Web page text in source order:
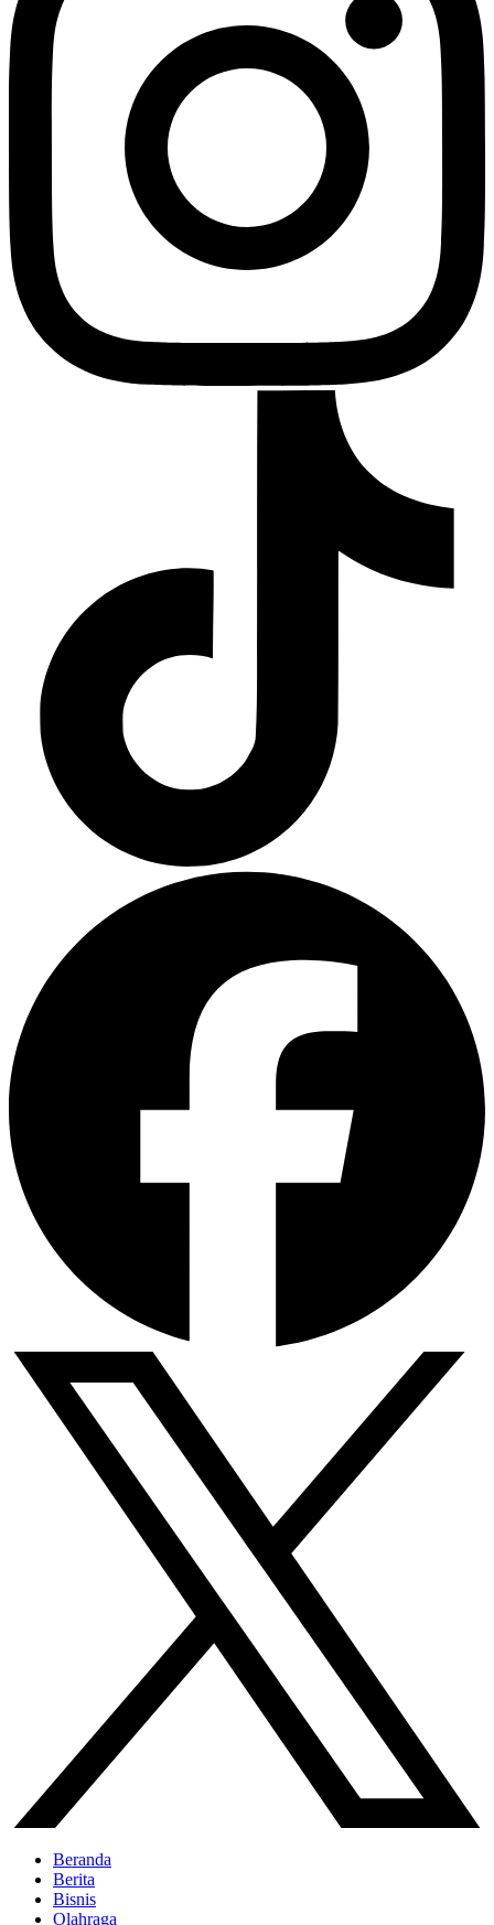
Beranda
Berita
Bisnis
Olahraga